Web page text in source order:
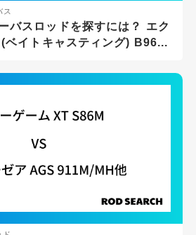
ス
バスロッドを探すには？ エク
ベイトキャスティング) B96...